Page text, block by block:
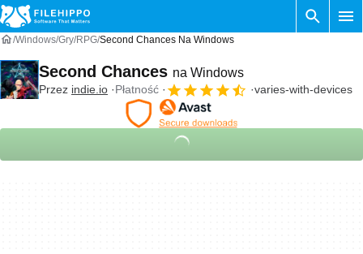
Windows Gry RPG Second Chances Na Windows
Second Chances na Windows
Przez indie.io Płatność varies-with-devices